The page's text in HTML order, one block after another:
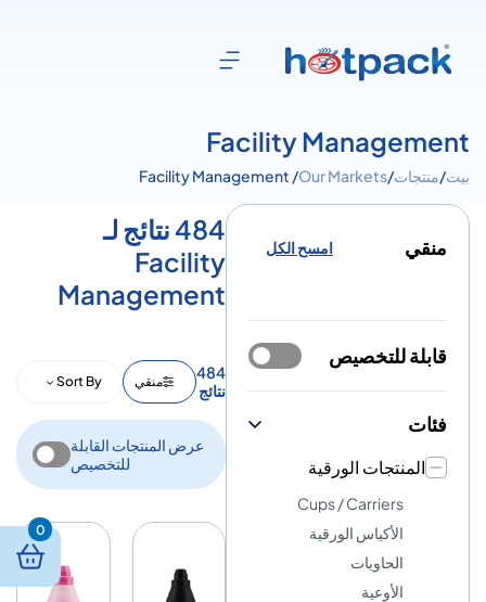
Facility Management
بيت/منتجات/
Our Markets
/ Facility Management
منقي امسح الكل
قابلة للتخصيص
فئات
المنتجات الورقية
Cups / Carriers
الأكياس الورقية
الحاويات
الأوعية
484 نتائج لـ
Facility
Management
484
نتائج
منقي Sort By
عرض المنتجات القابلة
للتخصيص
0